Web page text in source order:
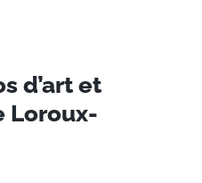
d’art et
Loroux-